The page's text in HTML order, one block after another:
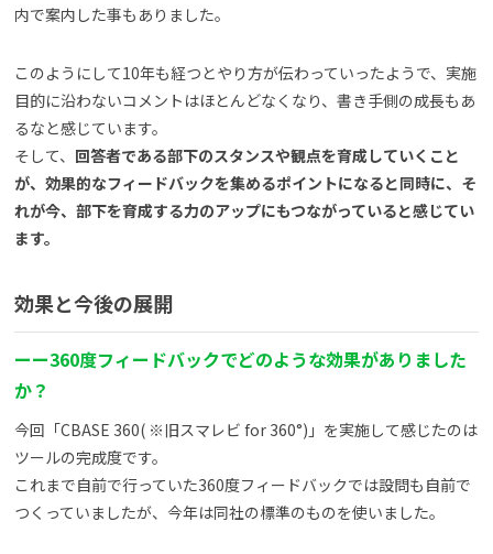
内で案内した事もありました。
このようにして10年も経つとやり方が伝わっていったようで、実施
目的に沿わないコメントはほとんどなくなり、書き手側の成長もあ
るなと感じています。
そして、 回答者である部下のスタンスや観点を育成していくこと
が、効果的なフィードバックを集めるポイントになると同時に、そ
れが今、部下を育成する力のアップにもつながっていると感じてい
ます。
効果と今後の展開
ーー360度フィードバックでどのような効果がありました
か？
今回「CBASE 360( ※旧スマレビ for 360°)」を実施して感じたのは
ツールの完成度です。
これまで自前で行っていた360度フィードバックでは設問も自前で
つくっていましたが、今年は同社の標準のものを使いました。